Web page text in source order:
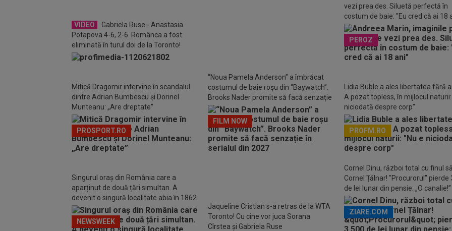
VIDEO
Gabriela Ruse - Anastasia
Potapova 4-6, 2-6. Românca a fost
eliminată în turul doi de la Toronto!
vezi prea des. Siluetă perfectă în
costum de baie: "Eu cred că ai 18
PEROZ
Mitică Dragomir intervine în scandalul
dintre Adrian Bumbescu și Dorinel
Munteanu: „Are dreptate”
PROSPORT.RO
“Noua Pamela Anderson” a îmbrăcat
costumul de baie roșu din “Baywatch”.
Brooks Nader promite să facă senzație
în serialul din 2027
FILM NOW
Lidia Buble a ales libertatea fără
A pozat topless, în mijlocul naturii:
niciodată despre corp"
PROFM.RO
Singurul oraș din România care a
aparținut de două țări simultan. A
devenit o singură localitate abia în 1862
NEWSWEEK
Jaqueline Cristian s-a retras de la WTA
Toronto! Cu cine vor juca Sorana
Cîrstea și Gabriela Ruse
Cornel Dinu, război total cu finul
Cornel Țălnar! "Procurorul" pierde
de lei lunar din pensie: „O canalie!”
ZIARE.COM